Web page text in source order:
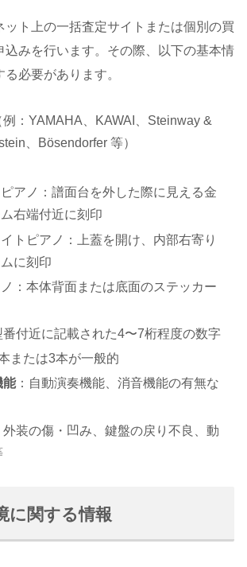
ット上の一括査定サイトまたは個別の買
込みを行います。その際、以下の基本情
必要があります。
例：YAMAHA、KAWAI、Steinway &
、Bösendorfer 等）
アノ：譜面台を外した際に見える金
右端付近に刻印
トピアノ：上蓋を開け、内部右寄り
に刻印
：本体背面または底面のステッカー
番付近に記載された4〜7桁程度の数字
または3本が一般的
能：自動演奏機能、消音機能の有無な
外装の傷・凹み、鍵盤の戻り不良、動
に関する情報